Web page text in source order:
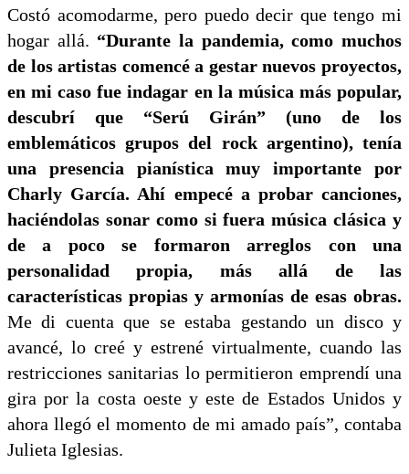
Costó acomodarme, pero puedo decir que tengo mi
hogar allá. “Durante la pandemia, como muchos
de los artistas comencé a gestar nuevos proyectos,
en mi caso fue indagar en la música más popular,
descubrí que “Serú Girán” (uno de los
emblemáticos grupos del rock argentino), tenía
una presencia pianística muy importante por
Charly García. Ahí empecé a probar canciones,
haciéndolas sonar como si fuera música clásica y
de a poco se formaron arreglos con una
personalidad propia, más allá de las
características propias y armonías de esas obras.
Me di cuenta que se estaba gestando un disco y
avancé, lo creé y estrené virtualmente, cuando las
restricciones sanitarias lo permitieron emprendí una
gira por la costa oeste y este de Estados Unidos y
ahora llegó el momento de mi amado país”, contaba
Julieta Iglesias.